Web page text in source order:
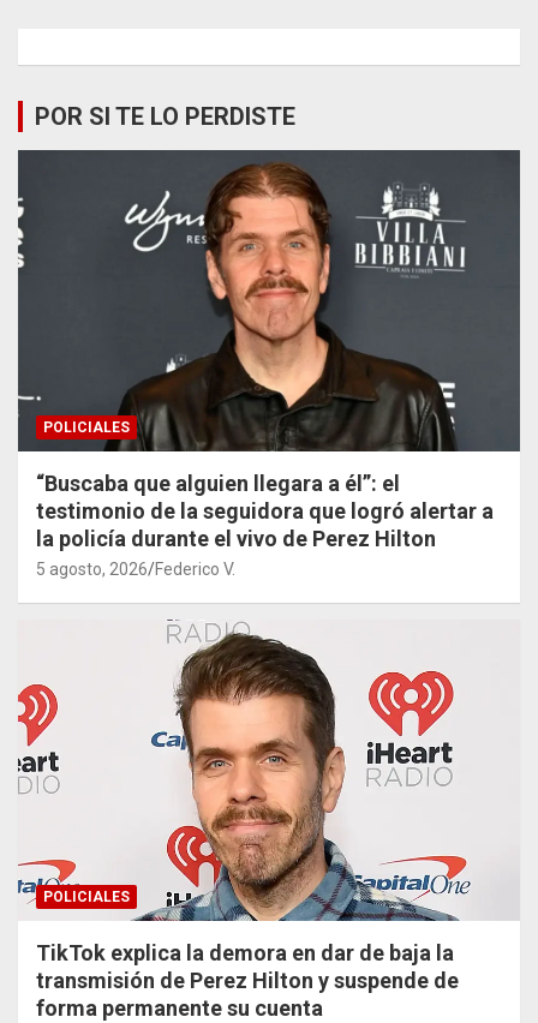
POR SI TE LO PERDISTE
POLICIALES
“Buscaba que alguien llegara a él”: el
testimonio de la seguidora que logró alertar a
la policía durante el vivo de Perez Hilton
5 agosto, 2026 Federico V.
POLICIALES
TikTok explica la demora en dar de baja la
transmisión de Perez Hilton y suspende de
forma permanente su cuenta